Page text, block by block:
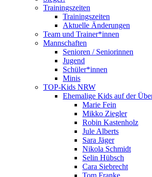
Trainingszeiten
Trainingszeiten
Aktuelle Änderungen
Team und Trainer*innen
Mannschaften
Senioren / Seniorinnen
Jugend
Schüler*innen
Minis
TOP-Kids NRW
Ehemalige Kids auf der
Marie Fein
Mikko Ziegler
Robin Kastenholz
Jule Alberts
Sara Jäger
Nikola Schmidt
Selin Hübsch
Cara Siebrecht
Tom Franke